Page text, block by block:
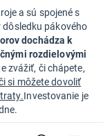
a sú spojené s
pákového
dochádza k
rozdielovými
zvážiť, či chápete,
si môžete dovoliť
Investovanie je